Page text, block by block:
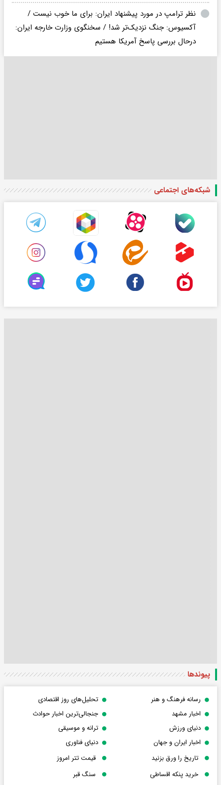
نظر ترامپ در مورد پیشنهاد ایران: برای ما خوب نیست /
آکسیوس: جنگ نزدیک‌تر شد! / سخنگوی وزارت خارجه ایران:
درحال بررسی پاسخ آمریکا هستیم
شبکه‌های اجتماعی
پیوندها
رسانه فرهنگ و هنر
تحلیل‌های روز اقتصادی
اخبار مشهد
جنجالی‌ترین اخبار حوادث
دنیای ورزش
ترانه و موسیقی
اخبار ایران و جهان
دنیای فناوری
تاریخ را ورق بزنید
قیمت تتر امروز
خرید پنکه اقساطی
سنگ قبر